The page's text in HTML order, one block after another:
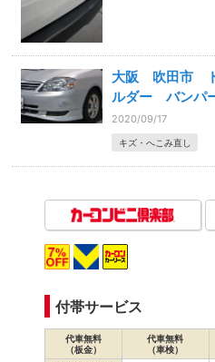
大阪 吹田市
ルダー バンパ
2020/09/17
キズ・へこみ直し
付帯サービス
代車無料
（板金）
代車無料
（車検）